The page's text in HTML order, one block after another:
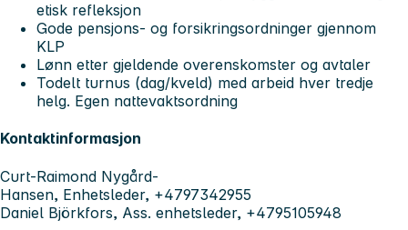
etisk refleksjon
Gode pensjons- og forsikringsordninger gjennom
KLP
Lønn etter gjeldende overenskomster og avtaler
Todelt turnus (dag/kveld) med arbeid hver tredje
helg. Egen nattevaktsordning
Kontaktinformasjon
Curt-Raimond Nygård-
Hansen, Enhetsleder, +4797342955
Daniel Björkfors, Ass. enhetsleder, +4795105948